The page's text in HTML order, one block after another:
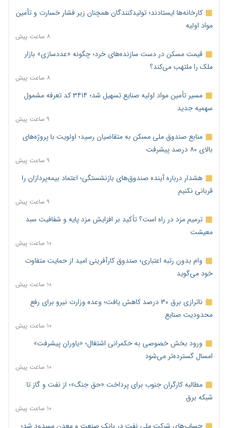
کارخانه‌ها ایستادند؛ تولیدکنندگان همچنان زیر فشار خسارت و تأمین
مواد اولیه
۸ ساعت پیش
قیمت مسکن در دست سازنده‌های خرد؛ چگونه «عددسازی» بازار
ملک را ملتهب می‌کند؟
۸ ساعت پیش
مسیر تأمین مواد اولیه صنایع تسهیل شد؛ ۳۴۱۴ کد تعرفه مشمول
سهمیه جدید
۹ ساعت پیش
منابع صندوق ملی مسکن به متقاضیان رسید؛ اولویت با پروژه‌های
بالای ۸۰ درصد پیشرفت
۹ ساعت پیش
هشدار درباره آینده صندوق‌های بازنشستگی؛ اعتماد بیمه‌پردازان را
قربانی نکنیم
۹ ساعت پیش
ترمیم مزد در راه است؟ تأکید بر افزایش مزد پایه و شفافیت سبد
معیشت
۱۰ ساعت پیش
وام بدون رتبه اعتباری؛ صندوق کارآفرینی امید از حمایت متفاوت
خود می‌گوید
۱۰ ساعت پیش
ناترازی برق ۳۰ درصد کاهش یافت؛ وعده وزارت نیرو برای رفع
محدودیت صنایع
۱۰ ساعت پیش
ورود بخش خصوصی به حکمرانی اشتغال؛ «یاوران پیشرفت»
امسال گسترده‌تر می‌شود
۱۰ ساعت پیش
مطالبه کارگران جنوب برای پرداخت «حق جنگ»؛ از نفت و گاز تا
شبکه برق
۱۰ ساعت پیش